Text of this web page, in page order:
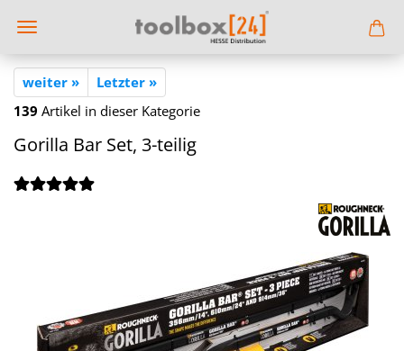
weiter »
Letzter »
139 Artikel in dieser Kategorie
Go­ril­la Bar Set, 3-​teilig